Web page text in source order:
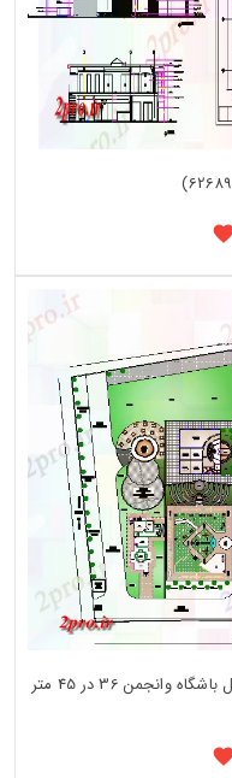
دانلود نقشه باشگاه طرحی چشم انداز از محل باشگاه وانجمن 36 در 45 متر